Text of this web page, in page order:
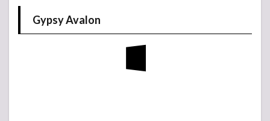
Gypsy Avalon